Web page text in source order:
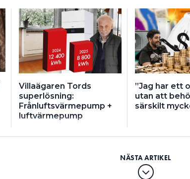
Villaägaren Tords
superlösning:
Frånluftsvärmepump +
luftvärmepump
”Jag har ett
utan att
särskilt